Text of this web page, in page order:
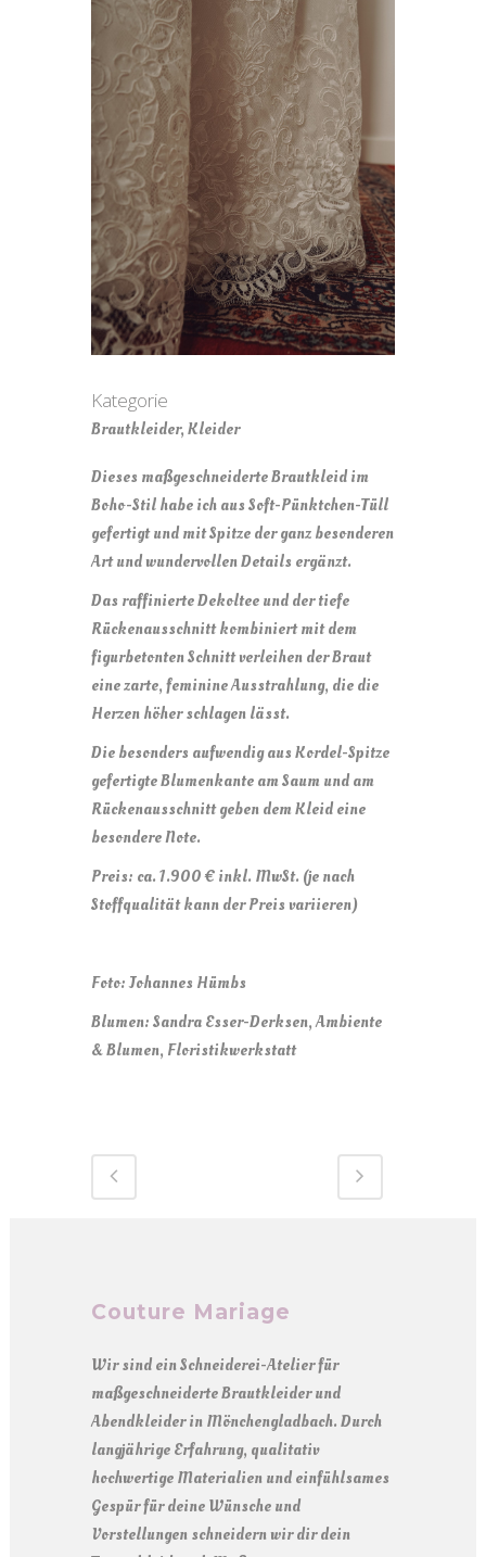
Kategorie
Brautkleider, Kleider
Dieses maßgeschneiderte Brautkleid im
Boho-Stil habe ich aus Soft-Pünktchen-Tüll
gefertigt und mit Spitze der ganz besonderen
Art und wundervollen Details ergänzt.
Das raffinierte Dekoltee und der tiefe
Rückenausschnitt kombiniert mit dem
figurbetonten Schnitt verleihen der Braut
eine zarte, feminine Ausstrahlung, die die
Herzen höher schlagen lässt.
Die besonders aufwendig aus Kordel-Spitze
gefertigte Blumenkante am Saum und am
Rückenausschnitt geben dem Kleid eine
besondere Note.
Preis: ca. 1.900 € inkl. MwSt. (je nach
Stoffqualität kann der Preis variieren)
Foto: Johannes Hümbs
Blumen: Sandra Esser-Derksen, Ambiente
& Blumen, Floristikwerkstatt
Couture Mariage
Wir sind ein Schneiderei-Atelier für
maßgeschneiderte Brautkleider und
Abendkleider in Mönchengladbach. Durch
langjährige Erfahrung, qualitativ
hochwertige Materialien und einfühlsames
Gespür für deine Wünsche und
Vorstellungen schneidern wir dir dein